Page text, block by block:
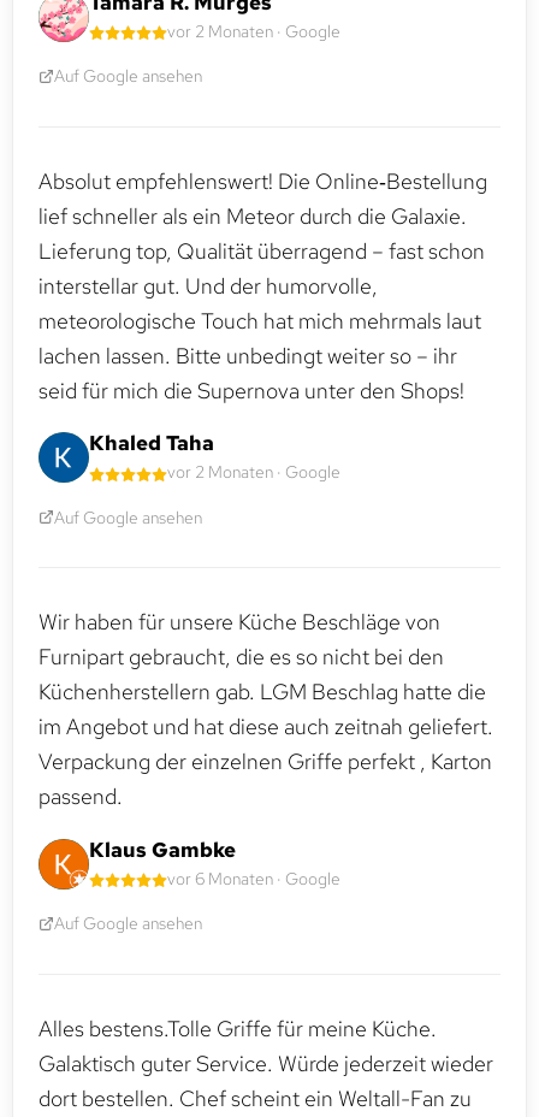
vor 2 Monaten · Google
Auf Google ansehen
Absolut empfehlenswert! Die Online‑Bestellung
lief schneller als ein Meteor durch die Galaxie.
Lieferung top, Qualität überragend – fast schon
interstellar gut. Und der humorvolle,
meteorologische Touch hat mich mehrmals laut
lachen lassen. Bitte unbedingt weiter so – ihr
seid für mich die Supernova unter den Shops!
Khaled Taha
vor 2 Monaten · Google
Auf Google ansehen
Wir haben für unsere Küche Beschläge von
Furnipart gebraucht, die es so nicht bei den
Küchenherstellern gab. LGM Beschlag hatte die
im Angebot und hat diese auch zeitnah geliefert.
Verpackung der einzelnen Griffe perfekt , Karton
passend.
Klaus Gambke
vor 6 Monaten · Google
Auf Google ansehen
Alles bestens.Tolle Griffe für meine Küche.
Galaktisch guter Service. Würde jederzeit wieder
dort bestellen. Chef scheint ein Weltall-Fan zu